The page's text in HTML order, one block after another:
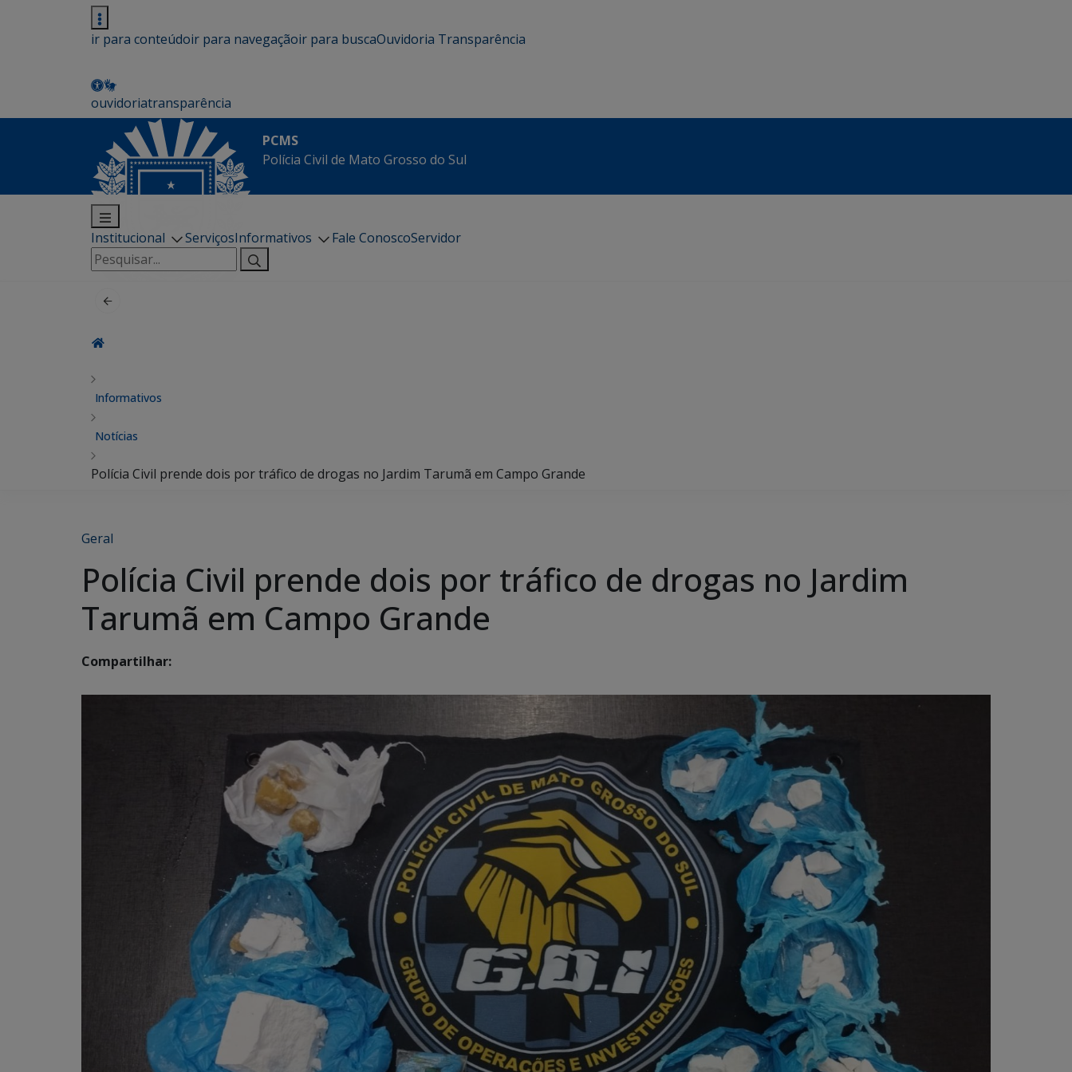
ir para conteúdoir para navegaçãoir para buscaOuvidoria Transparência
ouvidoriatransparência
PCMS
Polícia Civil de Mato Grosso do Sul
Institucional ServiçosInformativos Fale ConoscoServidor
Pesquisar
por:
Informativos
Notícias
Polícia Civil prende dois por tráfico de drogas no Jardim Tarumã em Campo Grande
Geral
Polícia Civil prende dois por tráfico de drogas no Jardim
Tarumã em Campo Grande
Compartilhar: